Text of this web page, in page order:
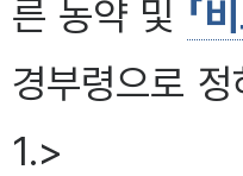
른 농약 및 「
경부령으로
1.>